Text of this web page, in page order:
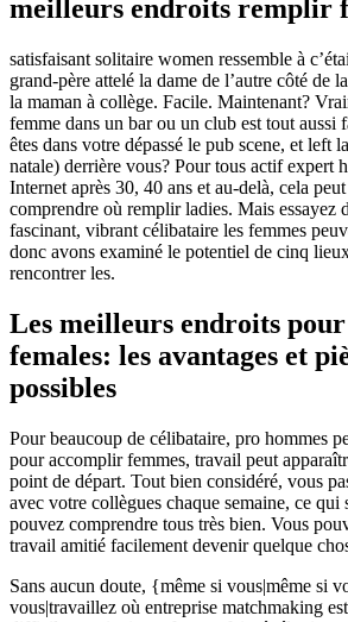
meilleurs endroits remplir
satisfaisant solitaire women ressemble à
grand-père attelé la dame de l’autre côté de
la maman à collège. Facile. Maintenant?
femme dans un bar ou un club est tout aussi
êtes dans votre dépassé le pub scene, et left
natale) derrière vous? Pour tous actif expert
Internet après 30, 40 ans et au-delà, cela
comprendre où remplir ladies. Mais essayez
fascinant, vibrant célibataire les femmes
donc avons examiné le potentiel de cinq
rencontrer les.
Les meilleurs endroits
females: les avantages et
possibles
Pour beaucoup de célibataire, pro hommes
pour accomplir femmes, travail peut
point de départ. Tout bien considéré, vous
avec votre collègues chaque semaine, ce
pouvez comprendre tous très bien. Vous
travail amitié facilement devenir quelque
Sans aucun doute, {même si vous|même si
vous|travaillez où entreprise matchmaking